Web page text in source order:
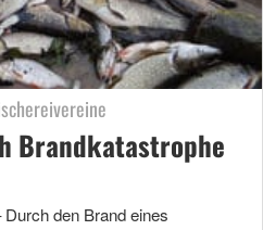
Brandkatastrophe
den Brand eines